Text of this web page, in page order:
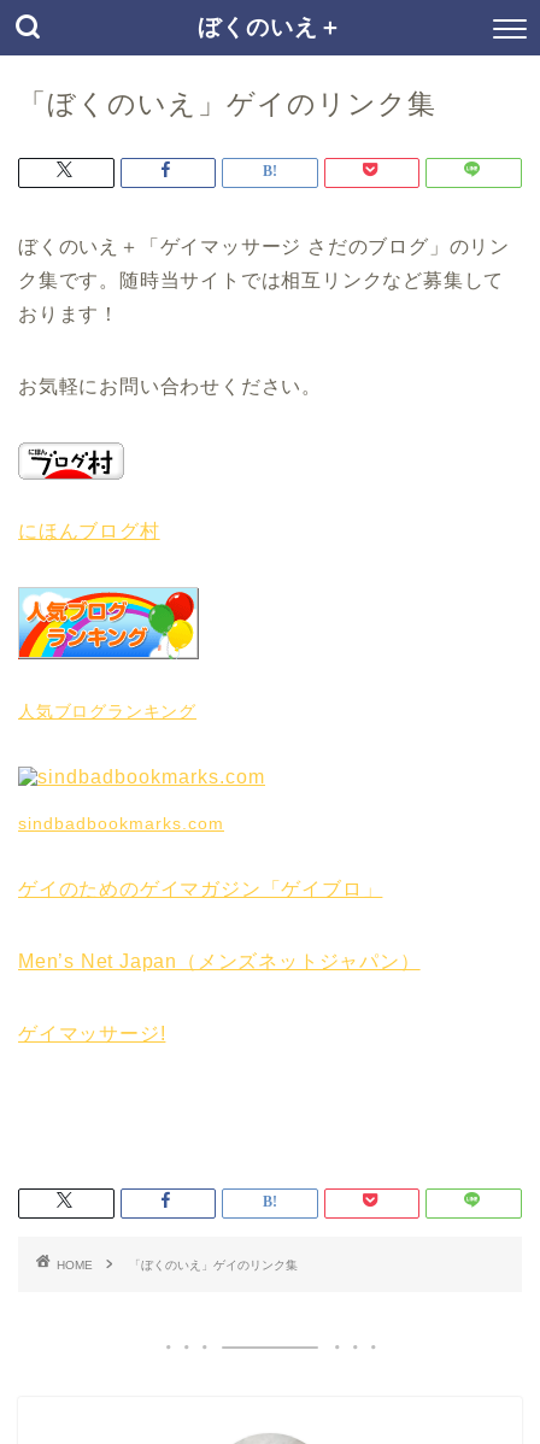
ぼくのいえ＋
「ぼくのいえ」ゲイのリンク集
ぼくのいえ＋「ゲイマッサージ さだのブログ」のリン
ク集です。随時当サイトでは相互リンクなど募集して
おります！
お気軽にお問い合わせください。
にほんブログ村
人気ブログランキング
sindbadbookmarks.com
ゲイのためのゲイマガジン「ゲイブロ」
Men’s Net Japan（メンズネットジャパン）
ゲイマッサージ!
HOME 「ぼくのいえ」ゲイのリンク集